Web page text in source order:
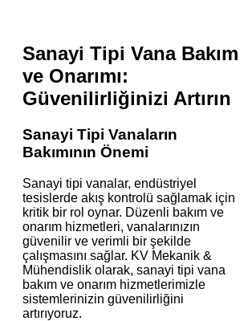
Sanayi Tipi Vana Bakım
ve Onarımı:
Güvenilirliğinizi Artırın
Sanayi Tipi Vanaların
Bakımının Önemi
Sanayi tipi vanalar, endüstriyel
tesislerde akış kontrolü sağlamak için
kritik bir rol oynar. Düzenli bakım ve
onarım hizmetleri, vanalarınızın
güvenilir ve verimli bir şekilde
çalışmasını sağlar. KV Mekanik &
Mühendislik olarak, sanayi tipi vana
bakım ve onarım hizmetlerimizle
sistemlerinizin güvenilirliğini
artırıyoruz.